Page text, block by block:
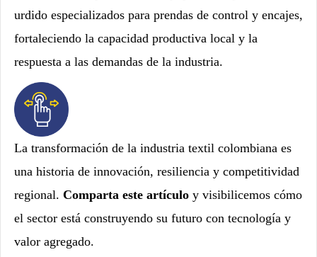
urdido especializados para prendas de control y encajes,
fortaleciendo la capacidad productiva local y la
respuesta a las demandas de la industria.
La transformación de la industria textil colombiana es
una historia de innovación, resiliencia y competitividad
regional. Comparta este artículo y visibilicemos cómo
el sector está construyendo su futuro con tecnología y
valor agregado.